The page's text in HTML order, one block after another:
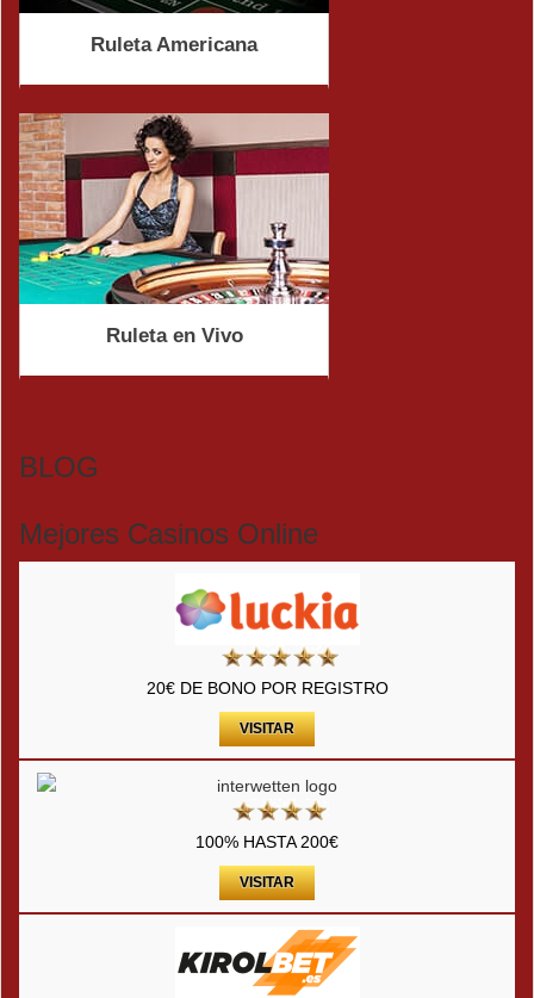
Ruleta Americana
Ruleta en Vivo
BLOG
Mejores Casinos Online
20€ DE BONO POR REGISTRO
VISITAR
100% HASTA 200€
VISITAR